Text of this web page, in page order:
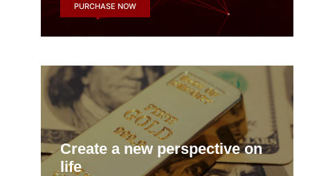
PURCHASE NOW
Create a new perspective on
life